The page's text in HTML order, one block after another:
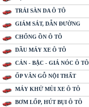
TRẢI SÀN DA Ô TÔ
GIÁM SÁT, DẪN ĐƯỜNG
CHỐNG ỒN Ô TÔ
DẦU MÁY XE Ô TÔ
CẢN - BẬC - GIÁ NÓC Ô TÔ
ỐP VÂN GỖ NỘI THẤT
MÁY KHỬ MÙI XE Ô TÔ
BƠM LỐP, HÚT BỤI Ô TÔ